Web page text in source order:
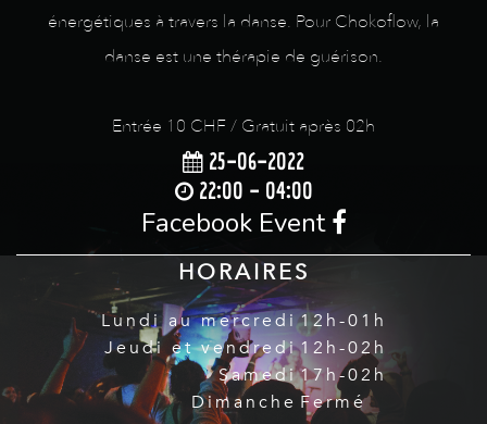
énergétiques à travers la danse. Pour Chokoflow, la
danse est une thérapie de guérison.
Entrée 10 CHF / Gratuit après 02h
25-06-2022
22:00 - 04:00
Facebook Event
HORAIRES
Lundi au mercredi
Jeudi et vendredi
Samedi
Dimanche
12h-01h
12h-02h
17h-02h
Fermé